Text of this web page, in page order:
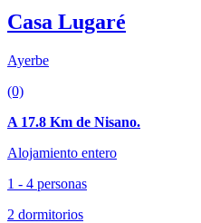
Casa Lugaré
Ayerbe
(0)
A 17.8 Km de Nisano.
Alojamiento entero
1 - 4 personas
2 dormitorios